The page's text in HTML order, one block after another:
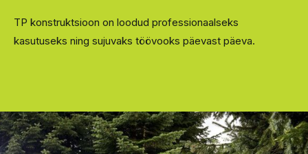
TP konstruktsioon on loodud professionaalseks
kasutuseks ning sujuvaks töövooks päevast päeva.